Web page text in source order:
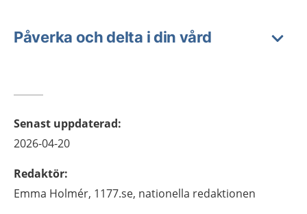
Påverka och delta i din vård
Senast uppdaterad:
2026-04-20
Redaktör:
Emma Holmér, 1177.se, nationella redaktionen